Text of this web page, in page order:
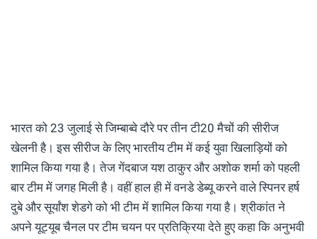
भारत को 23 जुलाई से जिम्बाब्वे दौरे पर तीन टी20 मैचों की सीरीज
खेलनी है। इस सीरीज के लिए भारतीय टीम में कई युवा खिलाड़ियों को
शामिल किया गया है। तेज गेंदबाज यश ठाकुर और अशोक शर्मा को पहली
बार टीम में जगह मिली है। वहीं हाल ही में वनडे डेब्यू करने वाले स्पिनर हर्ष
दुबे और सूर्यांश शेडगे को भी टीम में शामिल किया गया है। श्रीकांत ने
अपने यूट्यूब चैनल पर टीम चयन पर प्रतिक्रिया देते हुए कहा कि अनुभवी